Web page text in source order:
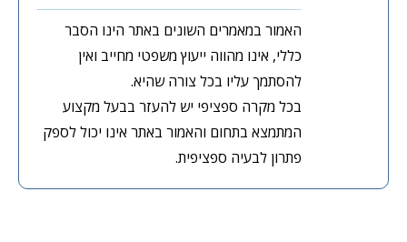
האמור במאמרים השונים באתר הינו הסבר
כללי, אינו מהווה ייעוץ משפטי מחייב ואין
להסתמך עליו בכל צורה שהיא.
בכל מקרה ספציפי יש להעזר בבעל מקצוע
המתמצא בתחום והאמור באתר אינו יכול לספק
פתרון לבעיה ספציפית.